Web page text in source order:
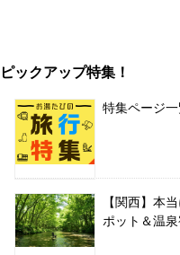
ピックアップ特集！
特集ページ
【関西】本
ポット＆温